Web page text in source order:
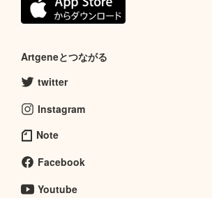
Artgeneとつながる
twitter
Instagram
Note
Facebook
Youtube